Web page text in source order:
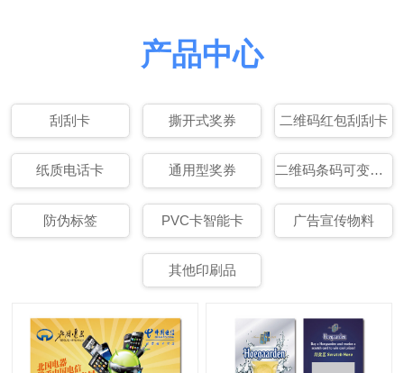
产品中心
刮刮卡 撕开式奖券 二维码红包刮刮卡
纸质电话卡 通用型奖券 二维码条码可变数据印刷
防伪标签 PVC卡智能卡 广告宣传物料
其他印刷品